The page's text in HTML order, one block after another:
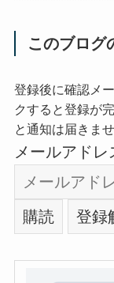
このブログ
登録後に確認メ
クすると登録が
と通知は届きま
メールアドレ